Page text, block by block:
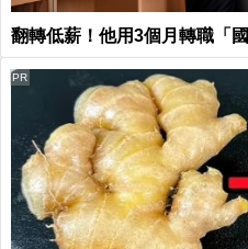
翻轉低薪！他用3個月轉職「
PR